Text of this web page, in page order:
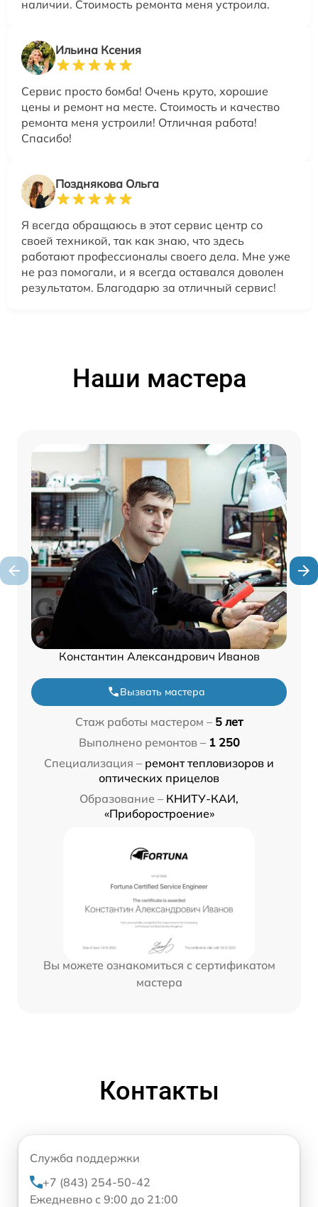
наличии. Стоимость ремонта меня устроила.
Ильина Ксения
Сервис просто бомба! Очень круто, хорошие
цены и ремонт на месте. Стоимость и качество
ремонта меня устроили! Отличная работа!
Спасибо!
Позднякова Ольга
Я всегда обращаюсь в этот сервис центр со
своей техникой, так как знаю, что здесь
работают профессионалы своего дела. Мне уже
не раз помогали, и я всегда оставался доволен
результатом. Благодарю за отличный сервис!
Наши мастера
Константин Александрович Иванов
Вызвать мастера
Стаж работы мастером – 5 лет
Выполнено ремонтов – 1 250
Специализация – ремонт тепловизоров и
оптических прицелов
Образование – КНИТУ-КАИ,
«Приборостроение»
Вы можете ознакомиться с сертификатом
мастера
Контакты
Служба поддержки
+7 (843) 254-50-42
Ежедневно с 9:00 до 21:00